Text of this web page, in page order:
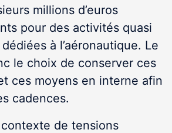
millions d’euros
pour des activités quasi
à l’aéronautique. Le
le choix de conserver ces
ces moyens en interne afin
cadences.
de tensions